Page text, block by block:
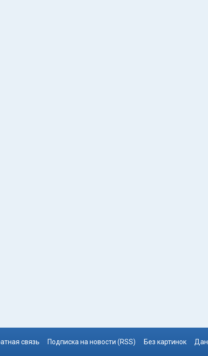
связь Подписка на новости (RSS) Без картинок